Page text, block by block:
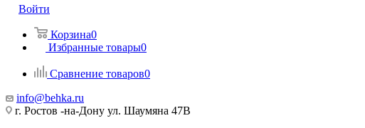
Войти
Корзина0
Избранные товары0
Сравнение товаров0
info@behka.ru
г. Ростов -на-Дону ул. Шаумяна 47В